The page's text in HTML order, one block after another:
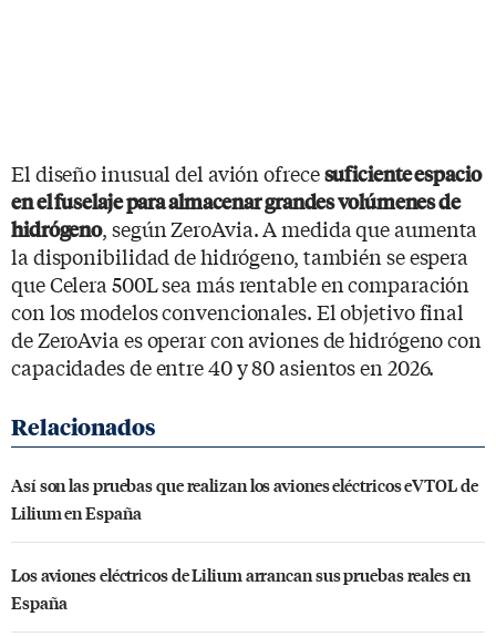
El diseño inusual del avión ofrecesuficiente espacio
en el fuselaje para almacenar grandes volúmenes de
hidrógeno, según ZeroAvia. A medida que aumenta
la disponibilidad de hidrógeno, también se espera
que Celera 500L sea más rentable en comparación
con los modelos convencionales. El objetivo final
de ZeroAvia es operar con aviones de hidrógeno con
capacidades de entre 40 y 80 asientos en 2026.
Así son las pruebas que realizan los aviones eléctricos eVTOL de
Lilium en España
Los aviones eléctricos de Lilium arrancan sus pruebas reales en
España